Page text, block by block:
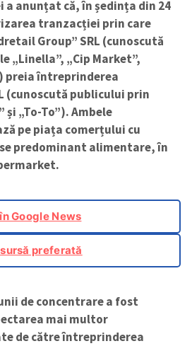
a anunțat că, în ședința din 24
tranzacției prin care
Group” SRL (cunoscută
„Linella”, „Cip Market”,
preia întreprinderea
(cunoscută publicului prin
„To-To”). Ambele
pe piața comerțului cu
predominant alimentare, în
Google News
preferată
de concentrare a fost
mai multor
de către întreprinderea